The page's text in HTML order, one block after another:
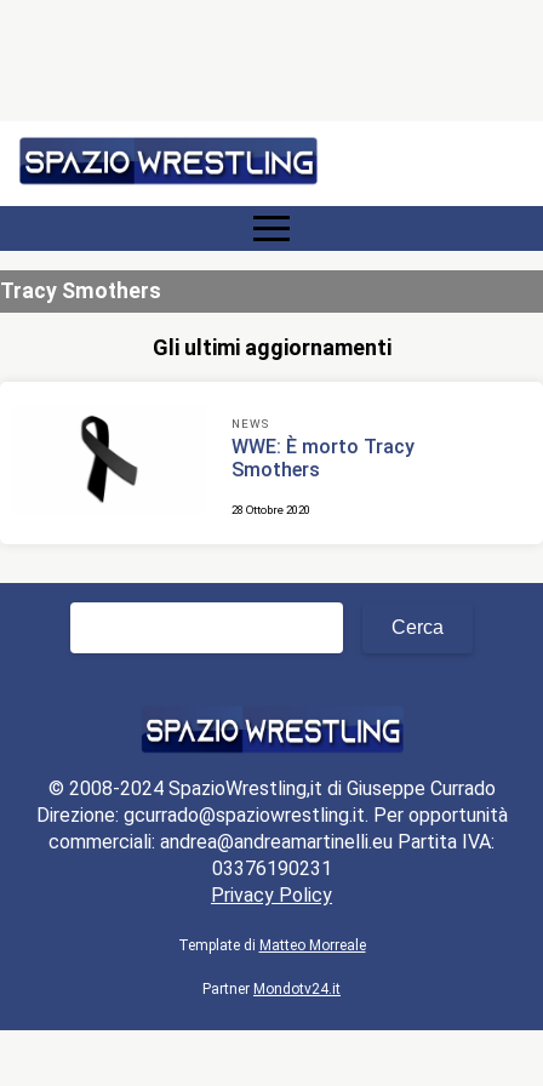
Tracy Smothers
Gli ultimi aggiornamenti
NEWS
WWE: È morto Tracy
Smothers
28 Ottobre 2020
Ricerca
© 2008-2024 SpazioWrestling,it di Giuseppe Currado
Direzione: gcurrado@spaziowrestling.it. Per opportunità
commerciali: andrea@andreamartinelli.eu Partita IVA:
03376190231
Privacy Policy
Template di Matteo Morreale
Partner Mondotv24.it